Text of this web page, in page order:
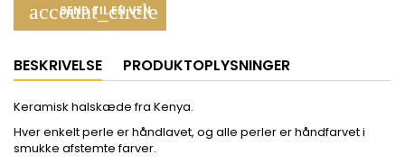
account_circle
SEND TIL EN VEN
BESKRIVELSE PRODUKTOPLYSNINGER
Keramisk halskæde fra Kenya.
Hver enkelt perle er håndlavet, og alle perler er håndfarvet i
smukke afstemte farver.